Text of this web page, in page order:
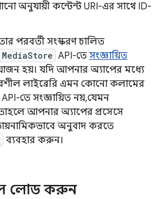
অনুযায়ী কন্টেন্ট URI-এর সাথে ID-
পরবর্তী সংস্করণ চালিত
MediaStore API-তে সংজ্ঞায়িত
হয়। যদি আপনার অ্যাপের মধ্যে
লাইব্রেরি এমন কোনো কলামের
তে সংজ্ঞায়িত নয়, যেমন
আপনার অ্যাপের প্রসেসে
অনুবাদ করতে
ব্যবহার করুন।
লোড করুন